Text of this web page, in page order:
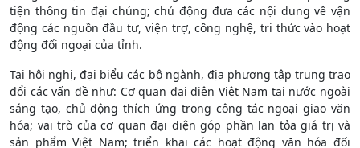
tiện thông tin đại chúng; chủ động đưa các nội dung về vận
động các nguồn đầu tư, viện trợ, công nghệ, tri thức vào hoạt
động đối ngoại của tỉnh.
Tại hội nghị, đại biểu các bộ ngành, địa phương tập trung trao
đổi các vấn đề như: Cơ quan đại diện Việt Nam tại nước ngoài
sáng tạo, chủ động thích ứng trong công tác ngoại giao văn
hóa; vai trò của cơ quan đại diện góp phần lan tỏa giá trị và
sản phẩm Việt Nam; triển khai các hoạt động văn hóa đối